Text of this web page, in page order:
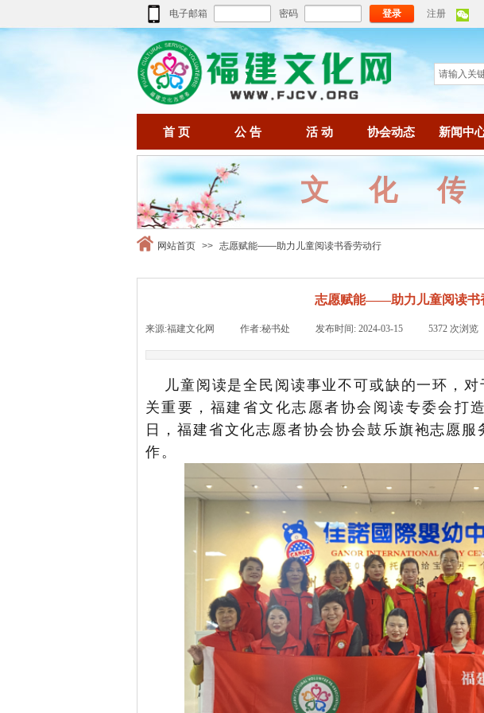
电子邮箱 密码 登录 注册
首 页 公 告 活 动 协会动态 新闻中
文化
网站首页 >> 志愿赋能——助力儿童阅读书香劳动行
志愿赋能——助力儿童阅读书
来源:福建文化网 作者:秘书处 发布时间: 2024-03-15 5372 次浏览
儿童阅读是全民阅读事业不可或缺的一环，
关重要，福建省文化志愿者协会阅读专委会打
日，福建省文化志愿者协会协会鼓乐旗袍志愿
作。